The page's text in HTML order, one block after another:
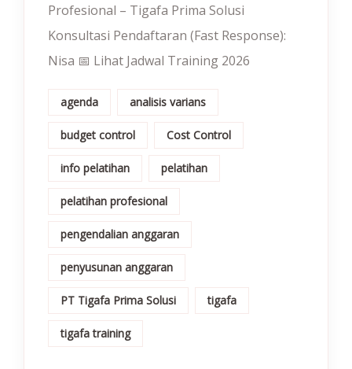
Profesional – Tigafa Prima Solusi
Konsultasi Pendaftaran (Fast Response):
Nisa 📅 Lihat Jadwal Training 2026
agenda analisis varians
budget control Cost Control
info pelatihan pelatihan
pelatihan profesional
pengendalian anggaran
penyusunan anggaran
PT Tigafa Prima Solusi tigafa
tigafa training